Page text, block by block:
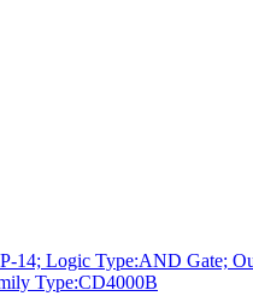
Logic Type:AND Gate;
Type:CD4000B